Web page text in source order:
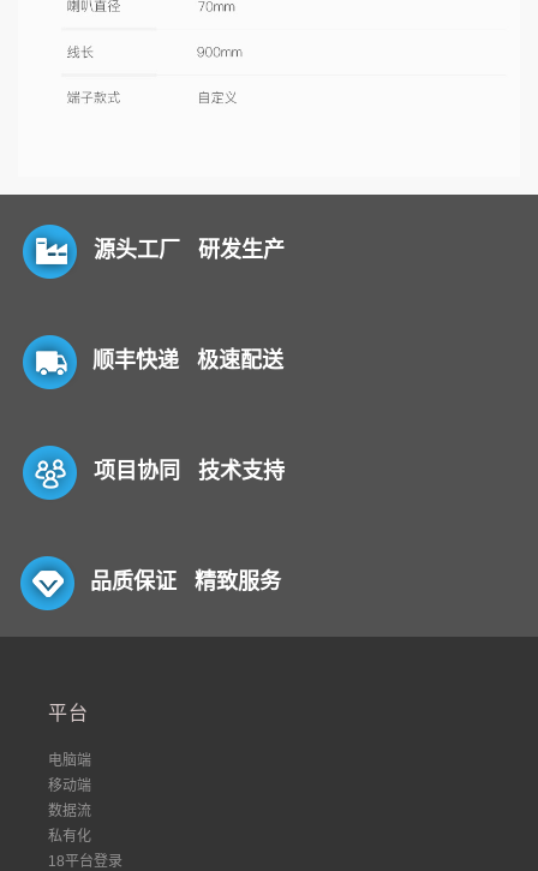
源头工厂 研发生产
顺丰快递 极速配送
项目协同 技术支持
品质保证 精致服务
平台
电脑端
移动端
数据流
私有化
18平台登录